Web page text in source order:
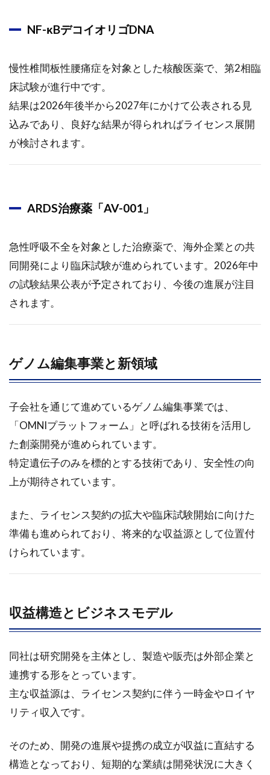
001」
EmendoBio（ゲ
ノム編集）
2.3
業績
2.5
点
2.6
まと
ント
3
09月30
日に掲
載され
たアン
ジェス
<4563>
の企業
3.1
ア
ンジェス
（4563）
3.1.1
はじめ
に
3.2
アン
ジェ
スの
事業
戦略
3.2.1
伝子治
NF-κBデコイオリゴDNA
慢性椎間板性腰痛症を対象とした核酸医薬で、第2相臨
床試験が進行中です。
結果は2026年後半から2027年にかけて公表される見
込みであり、良好な結果が得られればライセンス展開
が検討されます。
ARDS治療薬「AV-001」
急性呼吸不全を対象とした治療薬で、海外企業との共
同開発により臨床試験が進められています。2026年中
の試験結果公表が予定されており、今後の進展が注目
されます。
ゲノム編集事業と新領域
子会社を通じて進めているゲノム編集事業では、
「OMNIプラットフォーム」と呼ばれる技術を活用し
た創薬開発が進められています。
特定遺伝子のみを標的とする技術であり、安全性の向
上が期待されています。
また、ライセンス契約の拡大や臨床試験開始に向けた
準備も進められており、将来的な収益源として位置付
けられています。
収益構造とビジネスモデル
同社は研究開発を主体とし、製造や販売は外部企業と
連携する形をとっています。
主な収益源は、ライセンス契約に伴う一時金やロイヤ
リティ収入です。
そのため、開発の進展や提携の成立が収益に直結する
構造となっており、短期的な業績は開発状況に大きく